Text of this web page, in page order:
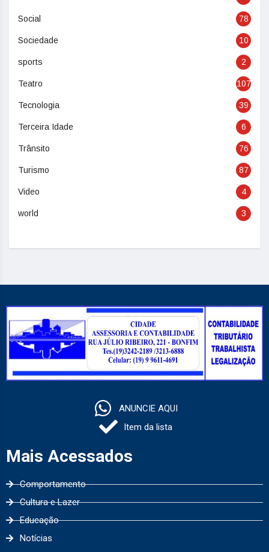
Social 78
Sociedade 10
sports 2
Teatro 107
Tecnologia 39
Terceira Idade 6
Trânsito 76
Turismo 87
Video 4
world 3
ANUNCIE AQUI
Item da lista
Mais Acessados
Comportamento
Cultura e Lazer
Educação
Notícias